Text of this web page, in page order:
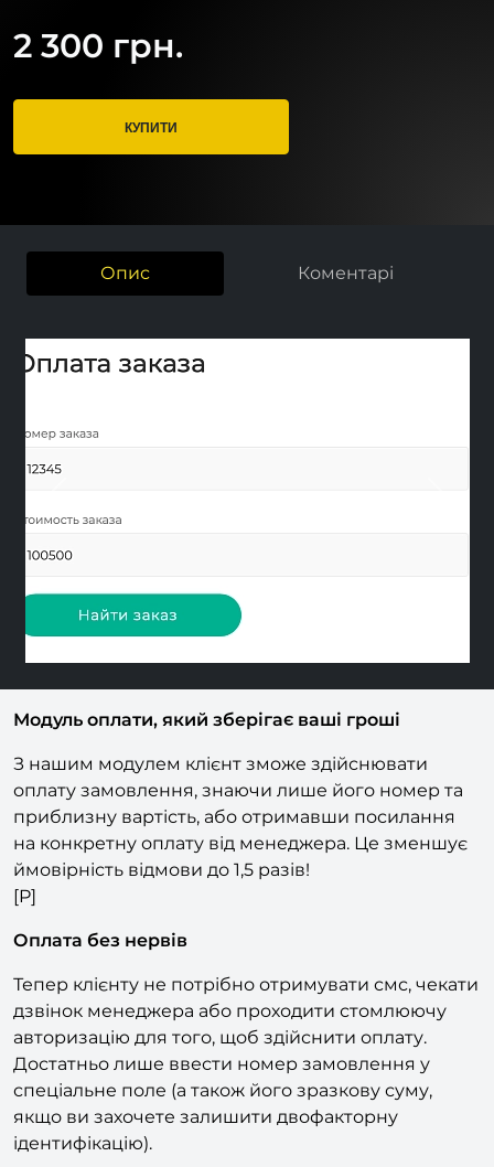
2 300 грн.
КУПИТИ
Опис Коментарі
Previous
Модуль оплати, який зберігає ваші гроші
З нашим модулем клієнт зможе здійснювати
оплату замовлення, знаючи лише його номер та
приблизну вартість, або отримавши посилання
на конкретну оплату від менеджера. Це зменшує
ймовірність відмови до 1,5 разів!
[P]
Оплата без нервів
Тепер клієнту не потрібно отримувати смс, чекати
дзвінок менеджера або проходити стомлюючу
авторизацію для того, щоб здійснити оплату.
Достатньо лише ввести номер замовлення у
спеціальне поле (а також його зразкову суму,
якщо ви захочете залишити двофакторну